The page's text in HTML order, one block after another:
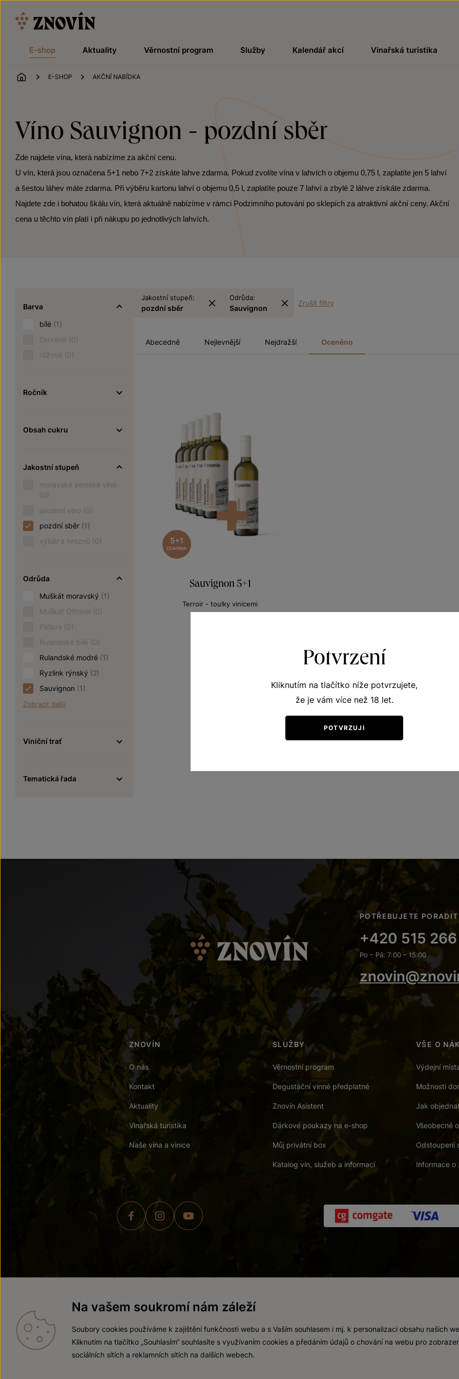
E-shop Aktuality Věrnostní program Služby Kalendář akcí Vinařská turistika
ÚVOD
E-SHOP AKČNÍ NABÍDKA
Víno Sauvignon - pozdní sběr
Zde najdete vína, která nabízíme za akční cenu.
U vín, která jsou označena 5+1 nebo 7+2 získáte lahve zdarma. Pokud zvolíte vína v lahvích o objemu 0,75 l, zaplatíte jen 5 lahví
a šestou láhev máte zdarma. Při výběru kartonu lahví o objemu 0,5 l, zaplatíte pouze 7 lahví a zbylé 2 láhve získáte zdarma.
Najdete zde i bohatou škálu vín, která aktuálně nabízíme v rámci Podzimního putování po sklepích za atraktivní akční ceny. Akční
cena u těchto vín platí i při nákupu po jednotlivých lahvích.
Barva
bílé (1)
červené (0)
růžové (0)
Ročník
Obsah cukru
Jakostní stupeň
moravské zemské víno
(0)
jakostní víno (0)
pozdní sběr (1)
výběr z hroznů (0)
Odrůda
Muškát moravský (1)
Muškát Ottonel (0)
Pálava (0)
Rulandské bílé (0)
Rulandské modré (1)
Ryzlink rýnský (2)
Sauvignon (1)
Zobrazit další
Viniční trať
Tematická řada
Jakostní stupeň:
pozdní sběr
Odrůda:
Sauvignon
Zrušit filtry
Abecedně Nejlevnější Nejdražší Oceněno
5+1
ZDARMA
Sauvignon 5+1
Terroir - toulky vinicemi
POTŘEBUJETE
+420 515
Po – Pá: 7:00 – 15:00
ZNOVÍN
O nás
Kontakt
Aktuality
Vinařská turistika
Naše vína a vinice
SLUŽBY
Věrnostní program
Degustační vinné předplatné
Znovín Asistent
Dárkové poukazy na e-shop
Můj privátní box
Katalog vín, služeb a informací
VŠE O
Výdejní
Možnosti
Jak
Všeobecné
Odstoupení
Informace o
Zákaz prodeje alkoholických nápojů osobám mladším 18 let.
Vytvořil webProgress
Potvrzení
Kliknutím na tlačítko níže potvrzujete,
že je vám více než 18 let.
POTVRZUJI
Na vašem soukromí nám záleží
Soubory cookies používáme k zajištění funkčnosti webu a s Vaším souhlasem i mj. k personalizaci obsahu našich
Kliknutím na tlačítko „Souhlasím“ souhlasíte s využívaním cookies a předáním údajů o chování na webu pro
sociálních sítích a reklamních sítích na dalších webech.